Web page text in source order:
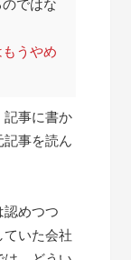
うやめ
記事に書か
事を読ん
めつつ
ていた会社